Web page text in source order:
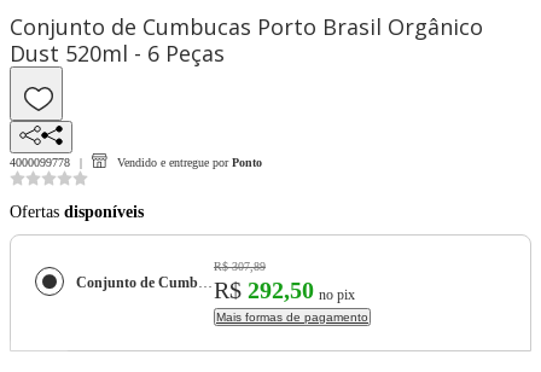
Conjunto de Cumbucas Porto Brasil Orgânico
Dust 520ml - 6 Peças
4000099778 Vendido e entregue por Ponto
Ofertas disponíveis
Conjunto de Cumbucas Porto Brasil Orgânico Dust 520ml - 6 Peças
R$ 307,89
R$ 292,50 no pix
Mais formas de pagamento